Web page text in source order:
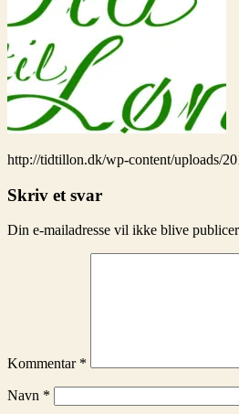
http://tidtillon.dk/wp-content/uploads/
Skriv et svar
Din e-mailadresse vil ikke blive
Kommentar *
Navn *